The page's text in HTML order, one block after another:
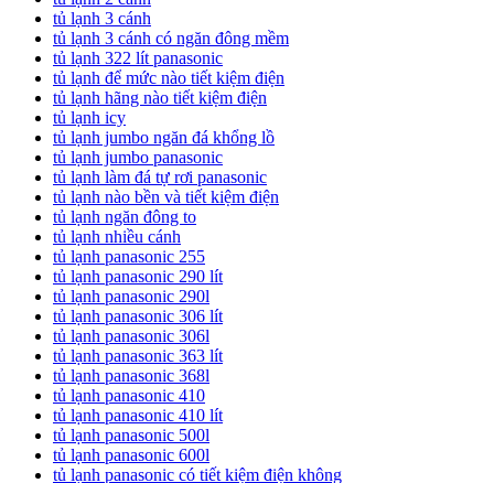
tủ lạnh 3 cánh
tủ lạnh 3 cánh có ngăn đông mềm
tủ lạnh 322 lít panasonic
tủ lạnh để mức nào tiết kiệm điện
tủ lạnh hãng nào tiết kiệm điện
tủ lạnh icy
tủ lạnh jumbo ngăn đá khổng lồ
tủ lạnh jumbo panasonic
tủ lạnh làm đá tự rơi panasonic
tủ lạnh nào bền và tiết kiệm điện
tủ lạnh ngăn đông to
tủ lạnh nhiều cánh
tủ lạnh panasonic 255
tủ lạnh panasonic 290 lít
tủ lạnh panasonic 290l
tủ lạnh panasonic 306 lít
tủ lạnh panasonic 306l
tủ lạnh panasonic 363 lít
tủ lạnh panasonic 368l
tủ lạnh panasonic 410
tủ lạnh panasonic 410 lít
tủ lạnh panasonic 500l
tủ lạnh panasonic 600l
tủ lạnh panasonic có tiết kiệm điện không